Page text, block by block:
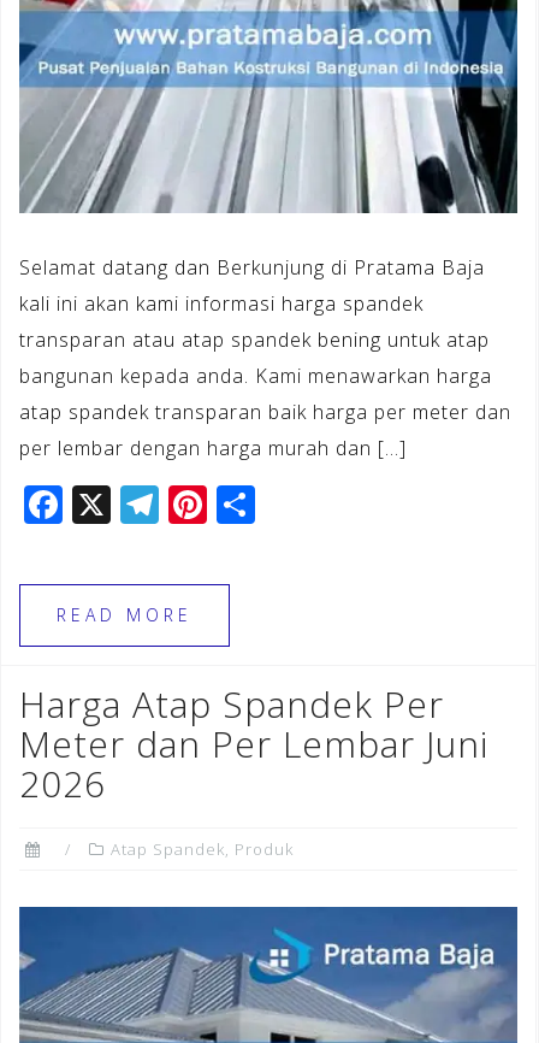
Selamat datang dan Berkunjung di Pratama Baja
kali ini akan kami informasi harga spandek
transparan atau atap spandek bening untuk atap
bangunan kepada anda. Kami menawarkan harga
atap spandek transparan baik harga per meter dan
per lembar dengan harga murah dan […]
F
c
e
b
o
o
k
X T
e
gr
a
m
Pi
te
e
st
READ MORE
Harga Atap Spandek Per
Meter dan Per Lembar Juni
2026
Atap Spandek, Produk